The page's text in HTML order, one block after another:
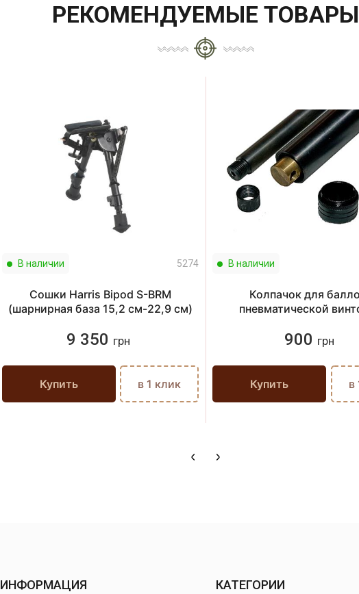
РЕКОМЕНДУЕМЫЕ ТОВАРЫ
В наличии 5274
Сошки Harris Bipod S-BRM
(шарнирная база 15,2 см-22,9 см)
9 350 грн
Купить в 1 клик
В наличии
Колпачок для
пневматической
900 грн
Купить в
ИНФОРМАЦИЯ КАТЕГОРИИ